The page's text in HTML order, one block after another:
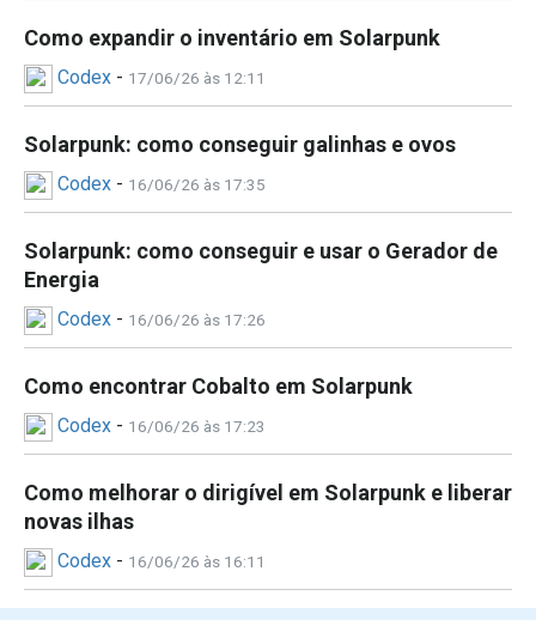
Como expandir o inventário em Solarpunk
Codex - 17/06/26 às 12:11
Solarpunk: como conseguir galinhas e ovos
Codex - 16/06/26 às 17:35
Solarpunk: como conseguir e usar o Gerador de
Energia
Codex - 16/06/26 às 17:26
Como encontrar Cobalto em Solarpunk
Codex - 16/06/26 às 17:23
Como melhorar o dirigível em Solarpunk e liberar
novas ilhas
Codex - 16/06/26 às 16:11